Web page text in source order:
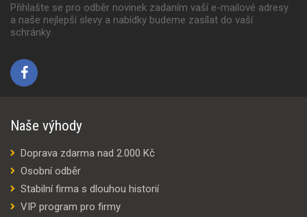
Přihlašte se pro odběr novinek zadaním vaší e-mailové adresy
a naše nejlepší slevy a nabídky budeme zasílat do vaší
schránky.
Naše výhody
Doprava zdarma nad 2.000 Kč
Osobní odběr
Stabilní firma s dlouhou historií
VIP program pro firmy